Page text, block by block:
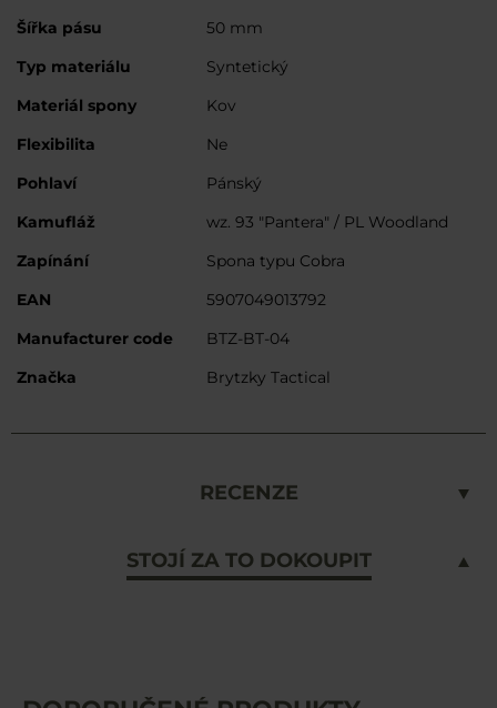
Šířka pásu
50 mm
Typ materiálu
Syntetický
Materiál spony
Kov
Flexibilita
Ne
Pohlaví
Pánský
Kamufláž
wz. 93 "Pantera" / PL Woodland
Zapínání
Spona typu Cobra
EAN
5907049013792
Manufacturer code
BTZ-BT-04
Značka
Brytzky Tactical
RECENZE
STOJÍ ZA TO DOKOUPIT